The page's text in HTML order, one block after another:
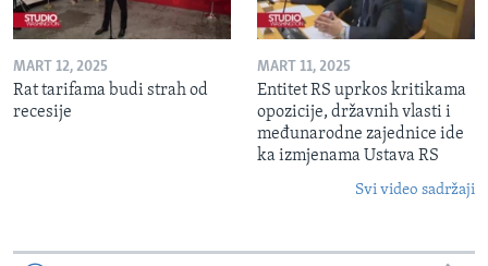
MART 12, 2025
Rat tarifama budi strah od
recesije
MART 11, 2025
Entitet RS uprkos kritikama
opozicije, državnih vlasti i
međunarodne zajednice ide
ka izmjenama Ustava RS
Svi video sadržaji